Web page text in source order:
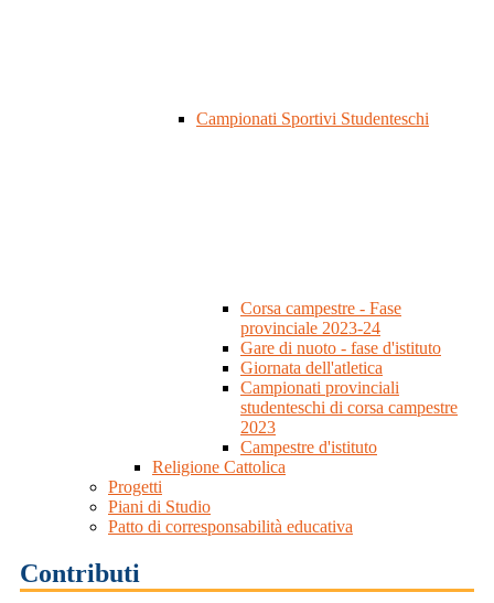
Campionati Sportivi Studenteschi
Corsa campestre - Fase
provinciale 2023-24
Gare di nuoto - fase d'istituto
Giornata dell'atletica
Campionati provinciali
studenteschi di corsa campestre
2023
Campestre d'istituto
Religione Cattolica
Progetti
Piani di Studio
Patto di corresponsabilità educativa
Contributi